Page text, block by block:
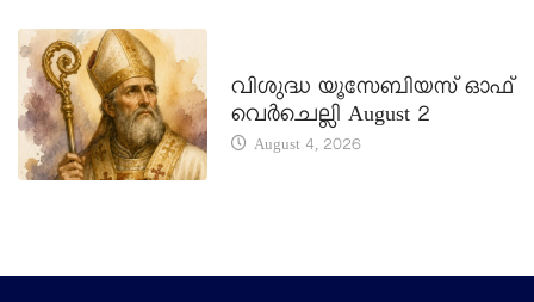
വിശുദ്ധ യൂസേബിയസ് ഓഫ്
വെർചെല്ലി August 2
August 4, 2026